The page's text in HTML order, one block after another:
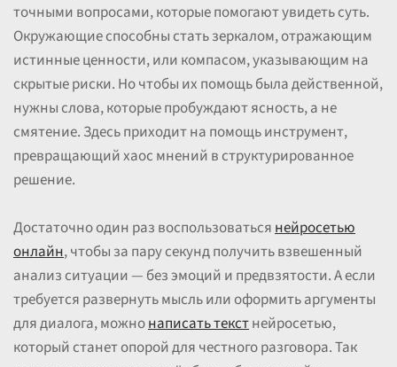
точными вопросами, которые помогают увидеть суть.
Окружающие способны стать зеркалом, отражающим
истинные ценности, или компасом, указывающим на
скрытые риски. Но чтобы их помощь была действенной,
нужны слова, которые пробуждают ясность, а не
смятение. Здесь приходит на помощь инструмент,
превращающий хаос мнений в структурированное
решение.
Достаточно один раз воспользоватьсянейросетью
онлайн, чтобы за пару секунд получить взвешенный
анализ ситуации — без эмоций и предвзятости. А если
требуется развернуть мысль или оформить аргументы
для диалога, можнонаписать текстнейросетью,
который станет опорой для честного разговора. Так